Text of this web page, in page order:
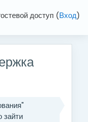
доступ (Вход)